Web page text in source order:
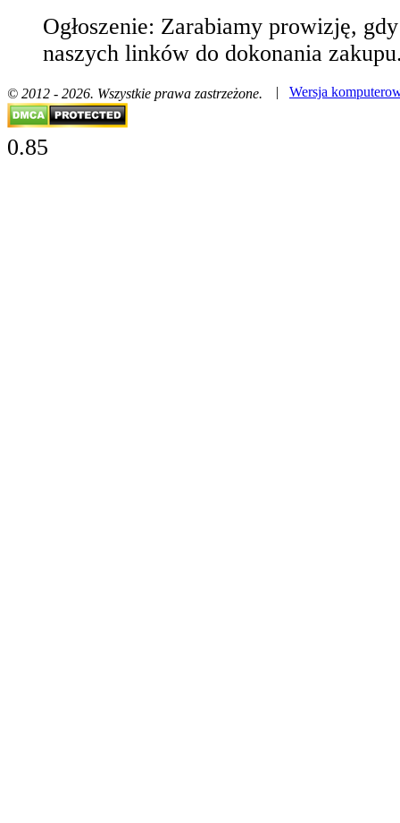
Ogłoszenie: Zarabiamy prowizję,
naszych linków do dokonania
© 2012 - 2026. Wszystkie prawa zastrzeżone. | Wersja
0.85